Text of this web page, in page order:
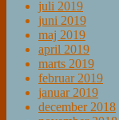
juli 2019
juni 2019
maj 2019
april 2019
marts 2019
februar 2019
januar 2019
december 2018